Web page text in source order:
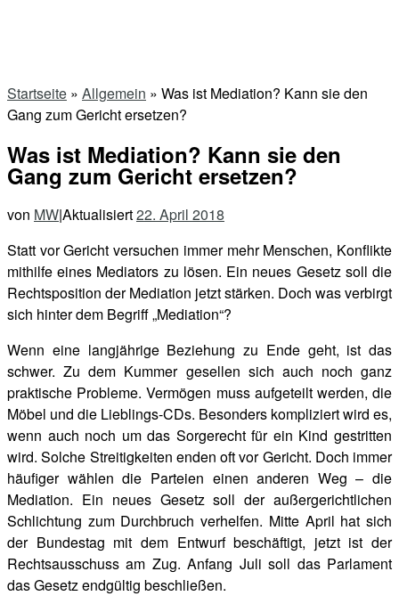
Startseite » Allgemein » Was ist Mediation? Kann sie den
Gang zum Gericht ersetzen?
Was ist Mediation? Kann sie den
Gang zum Gericht ersetzen?
von MW|Aktualisiert22. April 2018
Statt vor Gericht versuchen immer mehr Menschen, Konflikte
mithilfe eines Mediators zu lösen. Ein neues Gesetz soll die
Rechtsposition der Mediation jetzt stärken. Doch was verbirgt
sich hinter dem Begriff „Mediation“?
Wenn eine langjährige Beziehung zu Ende geht, ist das
schwer. Zu dem Kummer gesellen sich auch noch ganz
praktische Probleme. Vermögen muss aufgeteilt werden, die
Möbel und die Lieblings-CDs. Besonders kompliziert wird es,
wenn auch noch um das Sorgerecht für ein Kind gestritten
wird. Solche Streitigkeiten enden oft vor Gericht. Doch immer
häufiger wählen die Parteien einen anderen Weg – die
Mediation. Ein neues Gesetz soll der außergerichtlichen
Schlichtung zum Durchbruch verhelfen. Mitte April hat sich
der Bundestag mit dem Entwurf beschäftigt, jetzt ist der
Rechtsausschuss am Zug. Anfang Juli soll das Parlament
das Gesetz endgültig beschließen.